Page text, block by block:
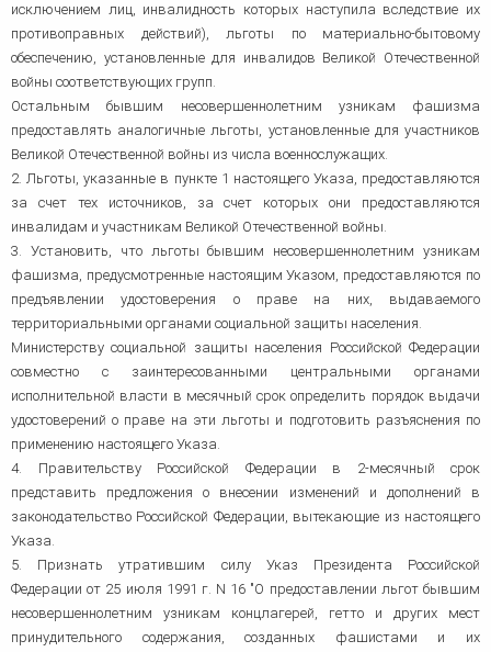
исключением лиц, инвалидность которых наступила вследствие их
противоправных действий), льготы по материально-бытовому
обеспечению, установленные для инвалидов Великой Отечественной
войны соответствующих групп.
Остальным бывшим несовершеннолетним узникам фашизма
предоставлять аналогичные льготы, установленные для участников
Великой Отечественной войны из числа военнослужащих.
2. Льготы, указанные в пункте 1 настоящего Указа, предоставляются
за счет тех источников, за счет которых они предоставляются
инвалидам и участникам Великой Отечественной войны.
3. Установить, что льготы бывшим несовершеннолетним узникам
фашизма, предусмотренные настоящим Указом, предоставляются по
предъявлении удостоверения о праве на них, выдаваемого
территориальными органами социальной защиты населения.
Министерству социальной защиты населения Российской Федерации
совместно с заинтересованными центральными органами
исполнительной власти в месячный срок определить порядок выдачи
удостоверений о праве на эти льготы и подготовить разъяснения по
применению настоящего Указа.
4. Правительству Российской Федерации в 2-месячный срок
представить предложения о внесении изменений и дополнений в
законодательство Российской Федерации, вытекающие из настоящего
Указа.
5. Признать утратившим силу Указ Президента Российской
Федерации от 25 июля 1991 г. N 16 "О предоставлении льгот бывшим
несовершеннолетним узникам концлагерей, гетто и других мест
принудительного содержания, созданных фашистами и их